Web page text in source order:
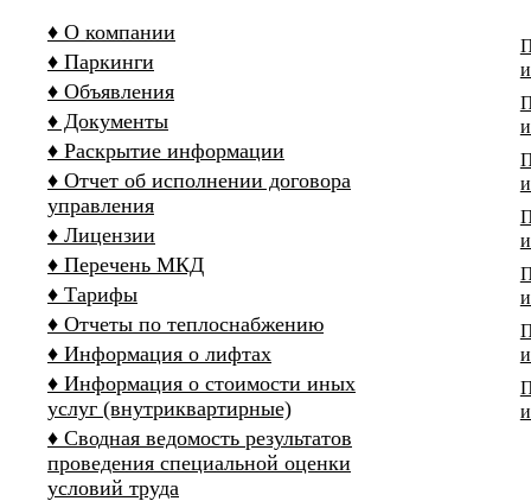
♦ О компании
♦ Паркинги
♦ Объявления
♦ Документы
♦ Раскрытие информации
♦ Отчет об исполнении договора
управления
♦ Лицензии
♦ Перечень МКД
♦ Тарифы
♦ Отчеты по теплоснабжению
♦ Информация о лифтах
♦ Информация о стоимости иных
услуг (внутриквартирные)
♦ Сводная ведомость результатов
проведения специальной оценки
условий труда